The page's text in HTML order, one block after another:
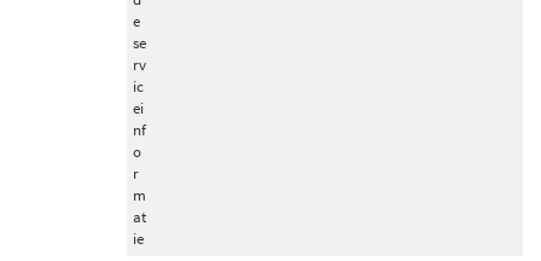
e
se
rv
ic
ei
nf
o
r
m
at
ie